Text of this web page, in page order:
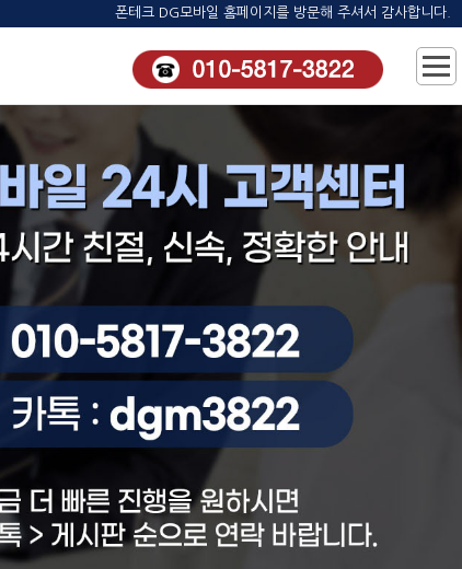
폰테크 DG모바일 홈페이지를 방문해 주셔서 감사합니다.